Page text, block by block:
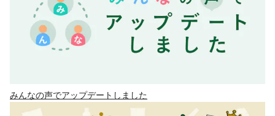
みんなの声でアップデートしました